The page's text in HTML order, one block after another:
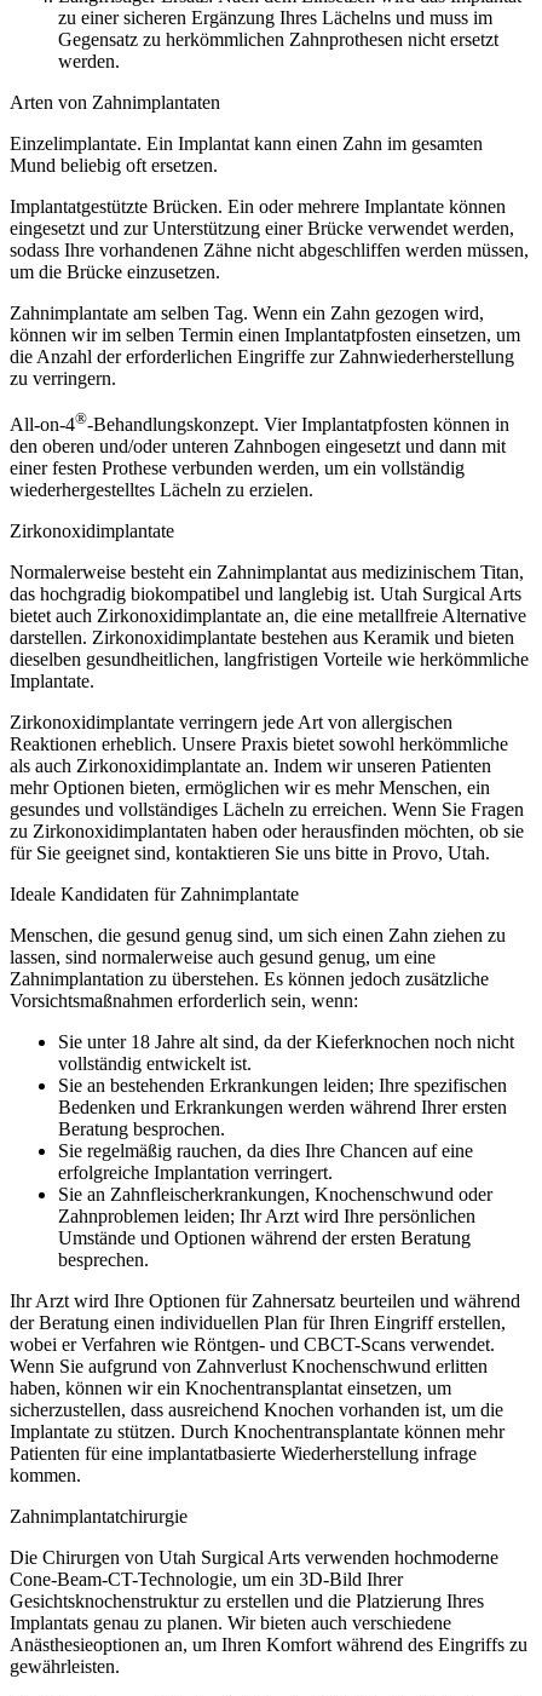
zu einer sicheren Ergänzung Ihres Lächelns und muss im
Gegensatz zu herkömmlichen Zahnprothesen nicht ersetzt
werden.
Arten von Zahnimplantaten
Einzelimplantate. Ein Implantat kann einen Zahn im gesamten
Mund beliebig oft ersetzen.
Implantatgestützte Brücken. Ein oder mehrere Implantate können
eingesetzt und zur Unterstützung einer Brücke verwendet werden,
sodass Ihre vorhandenen Zähne nicht abgeschliffen werden müssen,
um die Brücke einzusetzen.
Zahnimplantate am selben Tag. Wenn ein Zahn gezogen wird,
können wir im selben Termin einen Implantatpfosten einsetzen, um
die Anzahl der erforderlichen Eingriffe zur Zahnwiederherstellung
zu verringern.
All-on-4®-Behandlungskonzept. Vier Implantatpfosten können in
den oberen und/oder unteren Zahnbogen eingesetzt und dann mit
einer festen Prothese verbunden werden, um ein vollständig
wiederhergestelltes Lächeln zu erzielen.
Zirkonoxidimplantate
Normalerweise besteht ein Zahnimplantat aus medizinischem Titan,
das hochgradig biokompatibel und langlebig ist. Utah Surgical Arts
bietet auch Zirkonoxidimplantate an, die eine metallfreie Alternative
darstellen. Zirkonoxidimplantate bestehen aus Keramik und bieten
dieselben gesundheitlichen, langfristigen Vorteile wie herkömmliche
Implantate.
Zirkonoxidimplantate verringern jede Art von allergischen
Reaktionen erheblich. Unsere Praxis bietet sowohl herkömmliche
als auch Zirkonoxidimplantate an. Indem wir unseren Patienten
mehr Optionen bieten, ermöglichen wir es mehr Menschen, ein
gesundes und vollständiges Lächeln zu erreichen. Wenn Sie Fragen
zu Zirkonoxidimplantaten haben oder herausfinden möchten, ob sie
für Sie geeignet sind, kontaktieren Sie uns bitte in Provo, Utah.
Ideale Kandidaten für Zahnimplantate
Menschen, die gesund genug sind, um sich einen Zahn ziehen zu
lassen, sind normalerweise auch gesund genug, um eine
Zahnimplantation zu überstehen. Es können jedoch zusätzliche
Vorsichtsmaßnahmen erforderlich sein, wenn:
Sie unter 18 Jahre alt sind, da der Kieferknochen noch nicht
vollständig entwickelt ist.
Sie an bestehenden Erkrankungen leiden; Ihre spezifischen
Bedenken und Erkrankungen werden während Ihrer ersten
Beratung besprochen.
Sie regelmäßig rauchen, da dies Ihre Chancen auf eine
erfolgreiche Implantation verringert.
Sie an Zahnfleischerkrankungen, Knochenschwund oder
Zahnproblemen leiden; Ihr Arzt wird Ihre persönlichen
Umstände und Optionen während der ersten Beratung
besprechen.
Ihr Arzt wird Ihre Optionen für Zahnersatz beurteilen und während
der Beratung einen individuellen Plan für Ihren Eingriff erstellen,
wobei er Verfahren wie Röntgen- und CBCT-Scans verwendet.
Wenn Sie aufgrund von Zahnverlust Knochenschwund erlitten
haben, können wir ein Knochentransplantat einsetzen, um
sicherzustellen, dass ausreichend Knochen vorhanden ist, um die
Implantate zu stützen. Durch Knochentransplantate können mehr
Patienten für eine implantatbasierte Wiederherstellung infrage
kommen.
Zahnimplantatchirurgie
Die Chirurgen von Utah Surgical Arts verwenden hochmoderne
Cone-Beam-CT-Technologie, um ein 3D-Bild Ihrer
Gesichtsknochenstruktur zu erstellen und die Platzierung Ihres
Implantats genau zu planen. Wir bieten auch verschiedene
Anästhesieoptionen an, um Ihren Komfort während des Eingriffs zu
gewährleisten.